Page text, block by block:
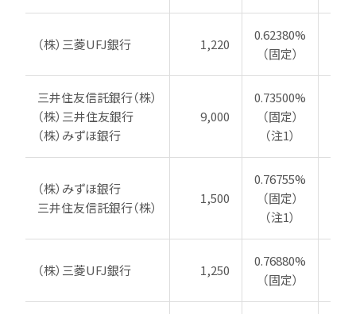
（株）三菱UFJ銀行 1,220
0.62380%
（固定）
三井住友信託銀行（株）
（株）三井住友銀行
（株）みずほ銀行
9,000
0.73500%
（固定）
（注1）
（株）みずほ銀行
三井住友信託銀行（株）
1,500
0.76755%
（固定）
（注1）
（株）三菱UFJ銀行 1,250
0.76880%
（固定）